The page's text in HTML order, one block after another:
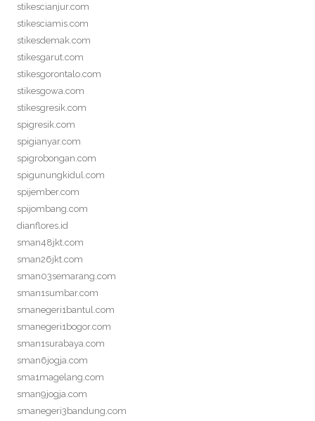
stikescianjur.com
stikesciamis.com
stikesdemak.com
stikesgarut.com
stikesgorontalo.com
stikesgowa.com
stikesgresik.com
spigresik.com
spigianyar.com
spigrobongan.com
spigunungkidul.com
spijember.com
spijombang.com
dianflores.id
sman48jkt.com
sman26jkt.com
sman03semarang.com
sman1sumbar.com
smanegeri1bantul.com
smanegeri1bogor.com
sman1surabaya.com
sman6jogja.com
sma1magelang.com
sman9jogja.com
smanegeri3bandung.com